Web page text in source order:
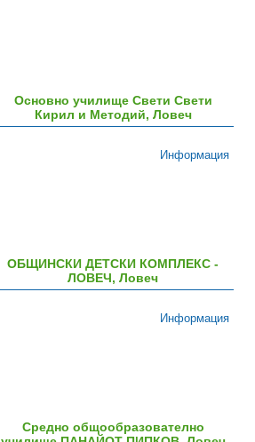
Основно училище Свети Свети
Кирил и Методий, Ловеч
Информация
ОБЩИНСКИ ДЕТСКИ КОМПЛЕКС -
ЛОВЕЧ, Ловеч
Информация
Средно общообразователно